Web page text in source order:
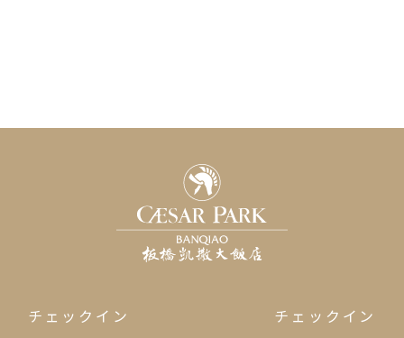
チェックイン チェックイン